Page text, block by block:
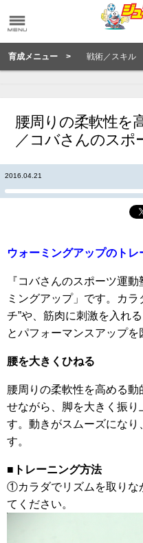
育成メニュー > 戦術／スキル
腰周りの柔軟性を
／コバさんのスポ
2016.04.21
ウォーミングアップのト
『コバさんのスポーツ運
ミングアップ」です。カ
チ”や、筋肉に刺激を入れ
とパフォーマンスアップを
腰を大きくひねる
腰周りの柔軟性を高める
せながら、脚を大きく振り
す。動きがスムーズになり
す。
■トレーニング方法
①カラダでリズムを取りな
てください。